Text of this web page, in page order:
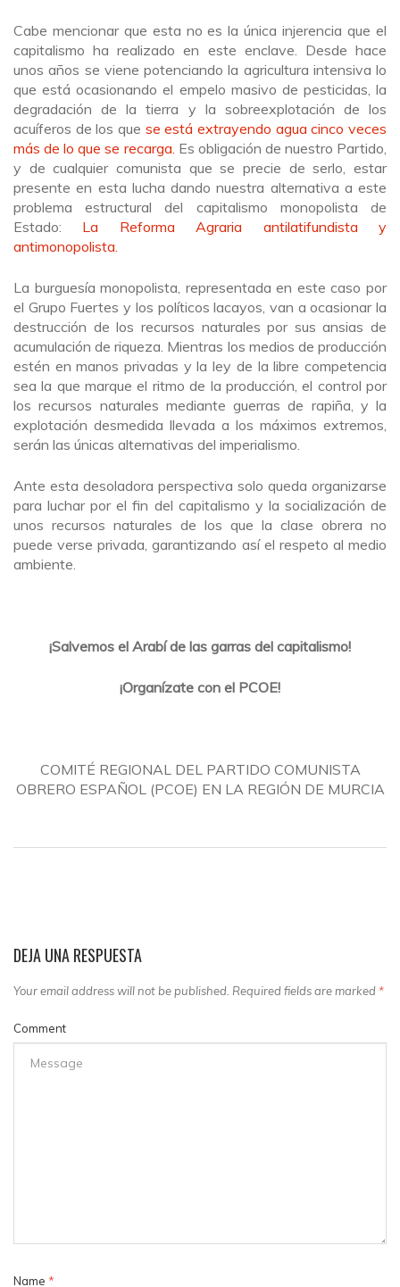
Cabe mencionar que esta no es la única injerencia que el
capitalismo ha realizado en este enclave. Desde hace
unos años se viene potenciando la agricultura intensiva lo
que está ocasionando el empelo masivo de pesticidas, la
degradación de la tierra y la sobreexplotación de los
acuíferos de los que se está extrayendo agua cinco veces
más de lo que se recarga. Es obligación de nuestro Partido,
y de cualquier comunista que se precie de serlo, estar
presente en esta lucha dando nuestra alternativa a este
problema estructural del capitalismo monopolista de
Estado: La Reforma Agraria antilatifundista y
antimonopolista.
La burguesía monopolista, representada en este caso por
el Grupo Fuertes y los políticos lacayos, van a ocasionar la
destrucción de los recursos naturales por sus ansias de
acumulación de riqueza. Mientras los medios de producción
estén en manos privadas y la ley de la libre competencia
sea la que marque el ritmo de la producción, el control por
los recursos naturales mediante guerras de rapiña, y la
explotación desmedida llevada a los máximos extremos,
serán las únicas alternativas del imperialismo.
Ante esta desoladora perspectiva solo queda organizarse
para luchar por el fin del capitalismo y la socialización de
unos recursos naturales de los que la clase obrera no
puede verse privada, garantizando así el respeto al medio
ambiente.
¡Salvemos el Arabí de las garras del capitalismo!
¡Organízate con el PCOE!
COMITÉ REGIONAL DEL PARTIDO COMUNISTA
OBRERO ESPAÑOL (PCOE) EN LA REGIÓN DE MURCIA
DEJA UNA RESPUESTA
Your email address will not be published. Required fields are marked *
Comment
Name *